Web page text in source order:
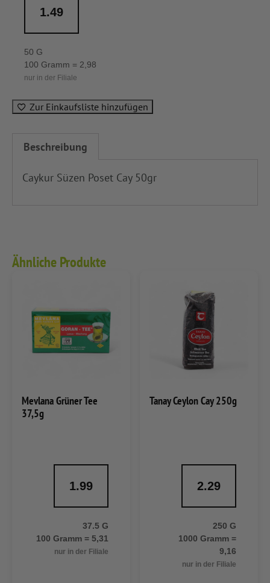
1.49
50 G
100 Gramm = 2,98
nur in der Filiale
Zur Einkaufsliste hinzufügen
Beschreibung
Caykur Süzen Poset Cay 50gr
Ähnliche Produkte
Mevlana Grüner Tee
37,5g
1.99
37.5 G
100 Gramm = 5,31
nur in der Filiale
Tanay Ceylon Cay 250g
2.29
250 G
1000 Gramm =
9,16
nur in der Filiale